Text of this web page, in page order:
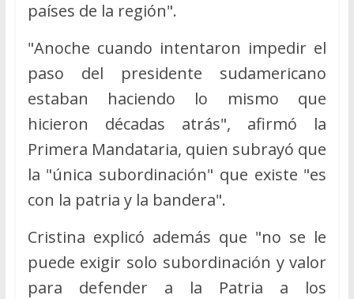
países de la región".
"Anoche cuando intentaron impedir el
paso del presidente sudamericano
estaban haciendo lo mismo que
hicieron décadas atrás", afirmó la
Primera Mandataria, quien subrayó que
la "única subordinación" que existe "es
con la patria y la bandera".
Cristina explicó además que "no se le
puede exigir solo subordinación y valor
para defender a la Patria a los